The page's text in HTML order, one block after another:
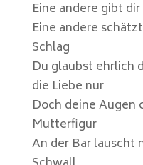
Eine andere gibt
Eine andere
Schlag
Du glaubst ehrlich
die Liebe nur
Doch deine
Mutterfigur
An der Bar lauscht